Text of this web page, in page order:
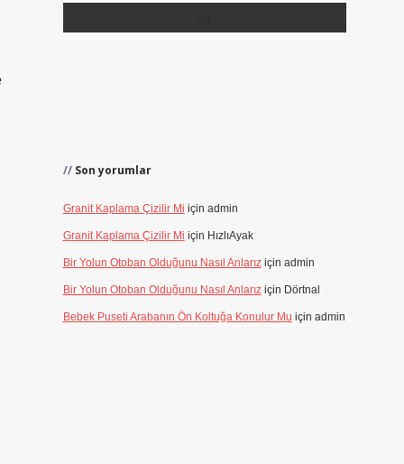
Son yorumlar
Granit Kaplama Çizilir Mi için admin
Granit Kaplama Çizilir Mi için HızlıAyak
Bir Yolun Otoban Olduğunu Nasıl Anlarıziçin admin
Bir Yolun Otoban Olduğunu Nasıl Anlarıziçin Dörtnal
Bebek Puseti Arabanın Ön Koltuğa Konulur Mu için admin